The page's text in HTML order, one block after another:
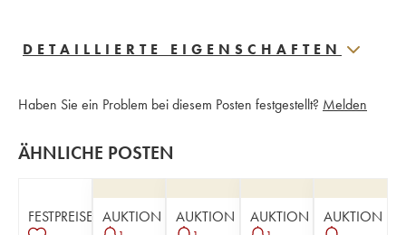
DETAILLIERTE EIGENSCHAFTEN
Haben Sie ein Problem bei diesem Posten festgestellt? Melden
ÄHNLICHE POSTEN
FESTPREISE AUKTION AUKTION AUKTION AUKTION